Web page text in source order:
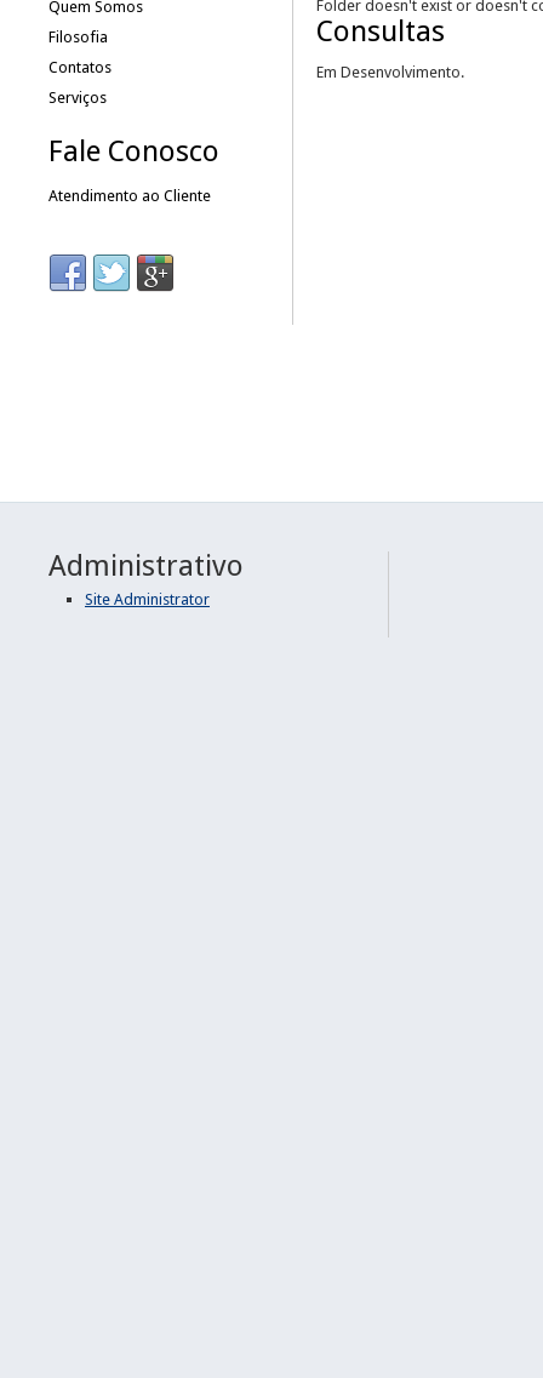
Quem Somos
Filosofia
Contatos
Serviços
Fale Conosco
Atendimento ao Cliente
Folder doesn't exist or doesn't
Consultas
Em Desenvolvimento.
Administrativo
Site Administrator